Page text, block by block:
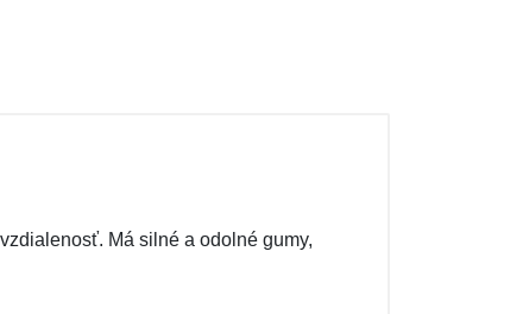
Má silné a odolné gumy,